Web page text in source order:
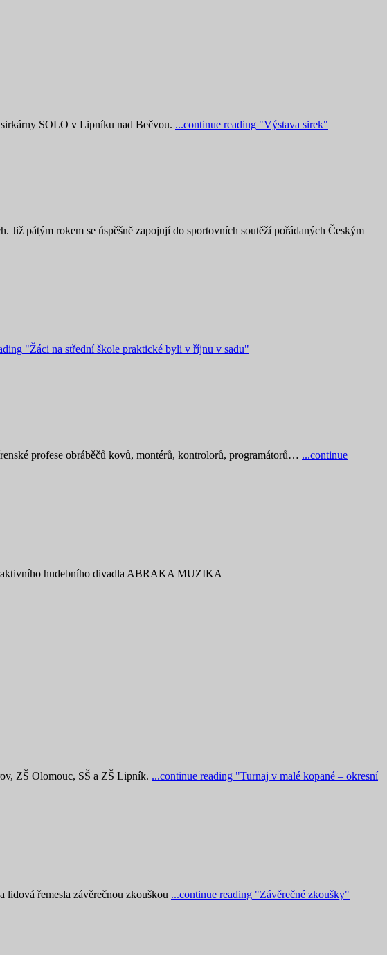
SOLO v Lipníku nad Bečvou. ...continue reading "Výstava sirek"
pátým rokem se úspěšně zapojují do sportovních soutěží pořádaných Českým
"Žáci na střední škole praktické byli v říjnu v sadu"
profese obráběčů kovů, montérů, kontrolorů, programátorů… ...continue
hudebního divadla ABRAKA MUZIKA
ZŠ Olomouc, SŠ a ZŠ Lipník. ...continue reading "Turnaj v malé kopané – okresní
lidová řemesla závěrečnou zkouškou ...continue reading "Závěrečné zkoušky"